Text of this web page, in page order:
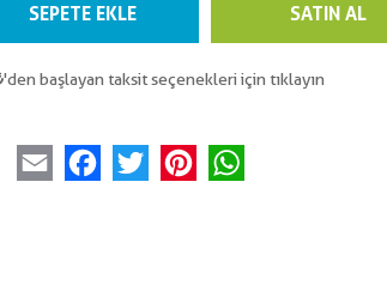
SEPETE EKLE SATIN AL
'den başlayan taksit seçenekleri için tıklayın
Email FacebookTwitter Pinterest